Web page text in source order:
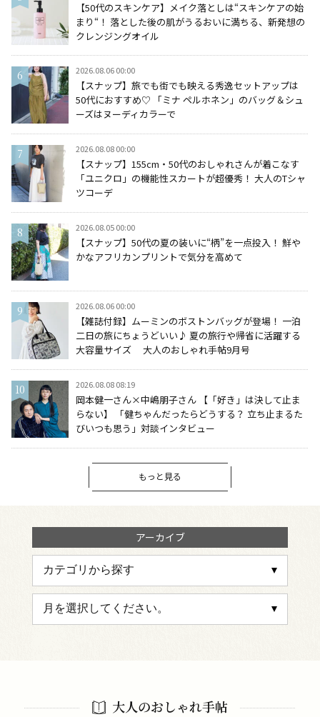
【50代のスキンケア】メイク落としは“スキンケアの始
まり“！ 落とした後の肌がうるおいに満ちる、新発想の
クレンジングオイル
2026.08.06 00:00
【スナップ】旅でも街でも映える秀逸セットアップは
50代におすすめ♡ 「ミナ ペルホネン」のバッグ＆シュ
ーズはヌーディカラーで
2026.08.08 00:00
【スナップ】155cm・50代のおしゃれさんが着こなす
「ユニクロ」の機能性スカートが超優秀！ 大人のTシャ
ツコーデ
2026.08.05 00:00
【スナップ】50代の夏の装いに“柄”を一点投入！ 鮮や
かなアフリカンプリントで気分を高めて
2026.08.06 00:00
【雑誌付録】ムーミンのボストンバッグが登場！ 一泊
二日の旅にちょうどいい♪ 夏の旅行や帰省に活躍する
大容量サイズ 大人のおしゃれ手帖9月号
2026.08.08 08:19
岡本健一さん×中嶋朋子さん 【「好き」は決して止ま
らない】 「健ちゃんだったらどうする？ 立ち止まるた
びいつも思う」対談インタビュー
もっと見る
アーカイブ
大人のおしゃれ手帖